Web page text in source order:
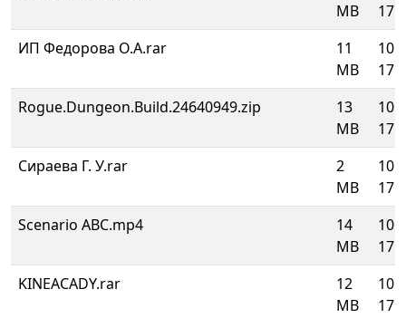
MB
ИП Федорова О.А.rar
11
MB
Rogue.Dungeon.Build.24640949.zip
13
MB
Сираева Г. У.rar
2
MB
Scenario ABC.mp4
14
MB
KINEACADY.rar
12
MB